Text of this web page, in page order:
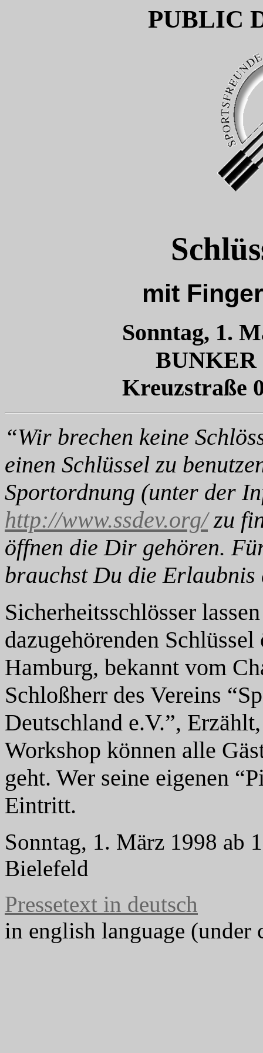
PUBLIC
mit
Sonntag, 1.
Kreuzstraße
“Wir brechen keine
einen Schlüssel zu
Sportordnung (unter der
http://www.ssdev.org/zu
öffnen die Dir gehören.
brauchst Du die Erlaubnis
Sicherheitsschlösser
dazugehörenden
Hamburg, bekannt vom
Schloßherr des Vereins
Deutschland e.V.”,
Workshop können alle
geht. Wer seine eigenen
Eintritt.
Sonntag, 1. März 1998 ab
Bielefeld
Pressetext in deutsch
in english language (under